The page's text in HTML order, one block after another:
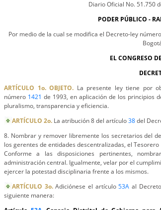
Diario Oficial No. 51.750
PODER PÚBLICO -
Por medio de la cual se modifica el Decreto-ley número
EL CONGRESO
ARTÍCULO 1o. OBJETO. La presente ley tiene por
número 1421 de 1993, en aplicación de los principios
pluralismo, transparencia y eficiencia.
ARTÍCULO 2o. La atribución 8 del artículo38del
8. Nombrar y remover libremente los secretarios del
los gerentes de entidades descentralizadas, el
Conforme a las disposiciones pertinentes,
administración central. Igualmente, velar por el
ejercer la potestad disciplinaria frente a los mismos.
ARTÍCULO 3o.Adiciónese el artículo53A al
siguiente manera: